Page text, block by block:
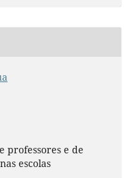
professores e de
escolas